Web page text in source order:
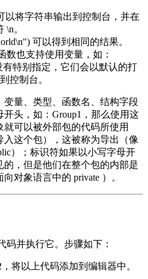
以将字符串输出到控制台，并在
。
可以得到相同的结果。
数也支持使用变量，如：
有特别指定，它们会以默认的打
控制台。
变量、类型、函数名、结构字段
头，如：Group1，那么使用这
可以被外部包的代码所使用
入这个包），这被称为导出（像
）；标识符如果以小写字母开
的，但是他们在整个包的内部是
对象语言中的 private ）。
码并执行它。步骤如下：
将以上代码添加到编辑器中。